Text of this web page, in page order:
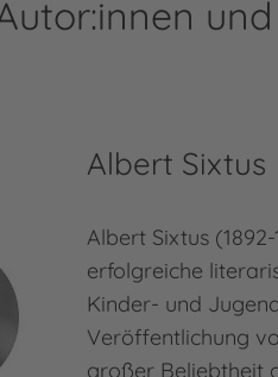
Albert Sixtus
Albert Sixtus
erfolgreiche
Kinder- und
Veröffentlichung
großer Beliebtheit